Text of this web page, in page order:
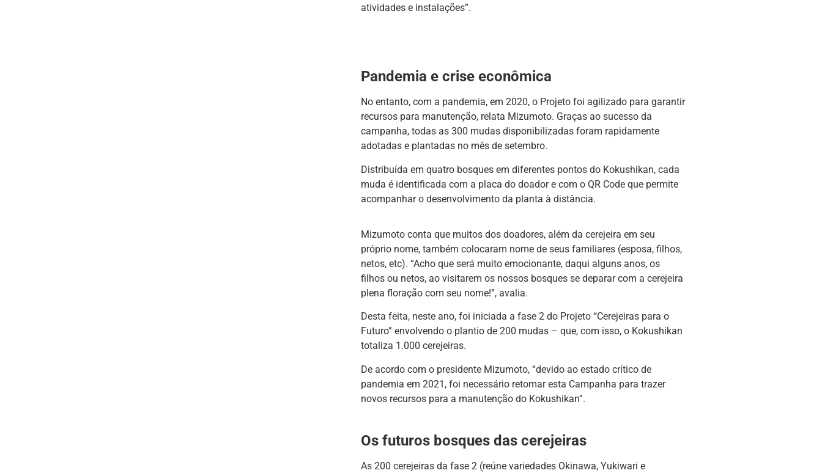
atividades e instalações”.
Pandemia e crise econômica
No entanto, com a pandemia, em 2020, o Projeto foi agilizado para garantir
recursos para manutenção, relata Mizumoto. Graças ao sucesso da
campanha, todas as 300 mudas disponibilizadas foram rapidamente
adotadas e plantadas no mês de setembro.
Distribuída em quatro bosques em diferentes pontos do Kokushikan, cada
muda é identificada com a placa do doador e com o QR Code que permite
acompanhar o desenvolvimento da planta à distância.
Mizumoto conta que muitos dos doadores, além da cerejeira em seu
próprio nome, também colocaram nome de seus familiares (esposa, filhos,
netos, etc). “Acho que será muito emocionante, daqui alguns anos, os
filhos ou netos, ao visitarem os nossos bosques se deparar com a cerejeira
plena floração com seu nome!”, avalia.
Desta feita, neste ano, foi iniciada a fase 2 do Projeto “Cerejeiras para o
Futuro” envolvendo o plantio de 200 mudas – que, com isso, o Kokushikan
totaliza 1.000 cerejeiras.
De acordo com o presidente Mizumoto, “devido ao estado crítico de
pandemia em 2021, foi necessário retomar esta Campanha para trazer
novos recursos para a manutenção do Kokushikan”.
Os futuros bosques das cerejeiras
As 200 cerejeiras da fase 2 (reúne variedades Okinawa, Yukiwari e